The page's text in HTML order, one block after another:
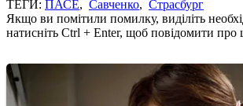
ТЕГИ: ПАСЕ, Савченко, Страсбург
Якщо ви помітили помилку, виділіть
натисніть Ctrl + Enter, щоб повідомити про